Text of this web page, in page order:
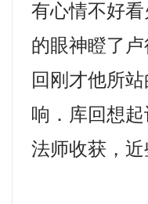
有心情不好
的眼神瞪了
回刚才他所
响．库回想
法师收获，近